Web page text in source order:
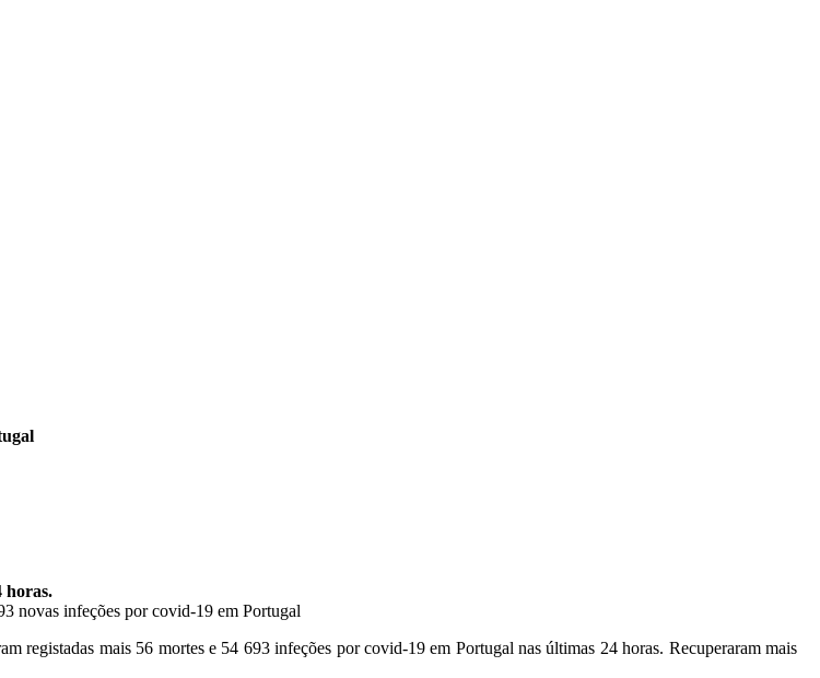
horas.
mais 56 mortes e 54 693 infeções por covid-19 em Portugal nas últimas 24 horas. Recuperaram mais